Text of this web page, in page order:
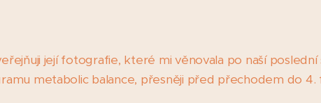
její fotografie, které mi věnovala po naší
metabolic balance, přesněji před přechodem do 4.